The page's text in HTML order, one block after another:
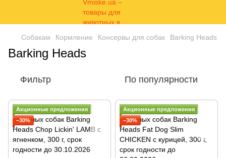
Собакам Кормление Консервы для собак Barking Heads
Barking Heads
Фильтр По популярности
Акционные предложения
−30%
Акционные предложения
−30%